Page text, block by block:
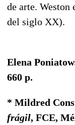
de arte. Weston
del siglo XX).
Elena
660 p.
* Mildred
frágil, FCE,